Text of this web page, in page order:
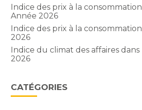
Indice des prix à la
Année 2026
Indice des prix à la
2026
Indice du climat des affaires dans
2026
CATÉGORIES